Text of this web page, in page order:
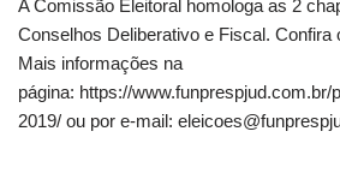
A Comissão Eleitoral homologa as 2
Conselhos Deliberativo e Fiscal. Confira
Mais informações na
página: https://www.funprespjud.com.br/
2019/ ou por e-mail: